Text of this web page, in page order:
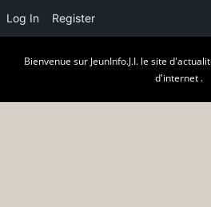
Log In Register
Bienvenue sur JeunInfo.J.I. le site
d'internet .